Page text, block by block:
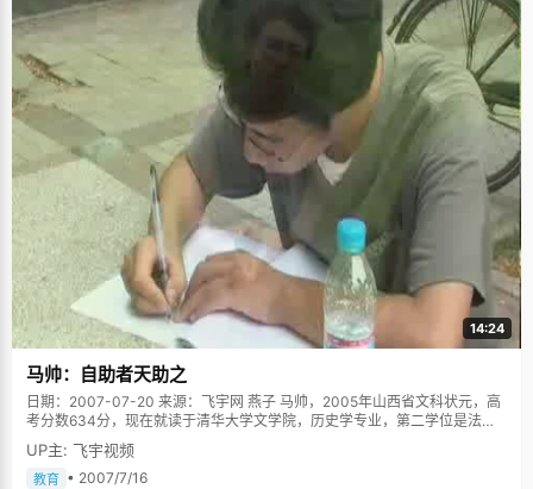
14:24
马帅：自助者天助之
日期：2007-07-20 来源：飞宇网 燕子 马帅，2005年山西省文科状元，高
考分数634分，现在就读于清华大学文学院，历史学专业，第二学位是法
学。 2005年，马帅高中状元的消息在山西河津市传播开来，引起了不小的
轰动，八年了，河津市终于等到了一个考上清华的学子，尤其是马帅就读的
永民中学更是声名鹊起，这所办学四年的私立学校，第一届毕业生就取得了
UP主: 飞宇视频
教育 • 2007/7/16